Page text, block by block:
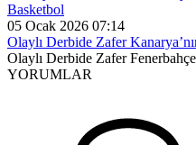
Basketbol
05 Ocak 2026 07:14
Olaylı Derbide Zafer
Olaylı Derbide Zafer
YORUMLAR